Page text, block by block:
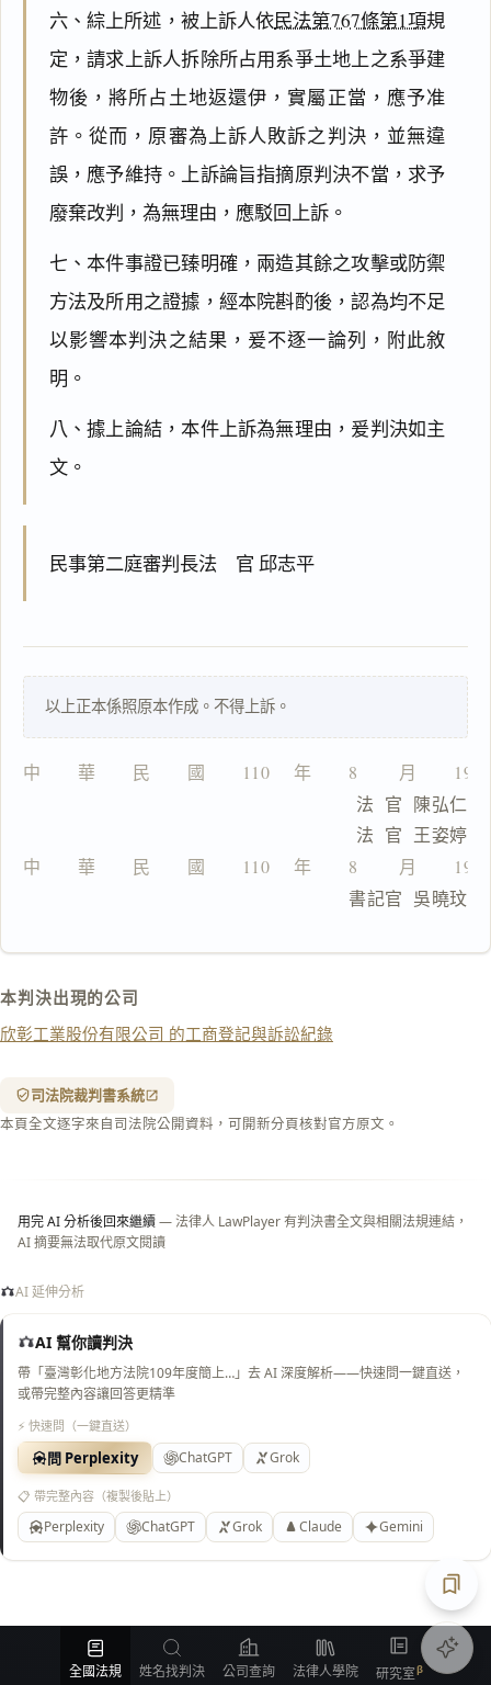
六、綜上所述，被上訴人依民法第767條第1項規
定，請求上訴人拆除所占用系爭土地上之系爭建
物後，將所占土地返還伊，實屬正當，應予准
許。從而，原審為上訴人敗訴之判決，並無違
誤，應予維持。上訴論旨指摘原判決不當，求予
廢棄改判，為無理由，應駁回上訴。
七、本件事證已臻明確，兩造其餘之攻擊或防禦
方法及所用之證據，經本院斟酌後，認為均不足
以影響本判決之結果，爰不逐一論列，附此敘
明。
八、據上論結，本件上訴為無理由，爰判決如主
文。
民事第二庭審判長法 官 邱志平
以上正本係照原本作成。不得上訴。
中　　華　　民　　國　　110 　年　　8 　　月　　19
                                  法  官  陳弘仁
                                  法  官  王姿婷
中　　華　　民　　國　　110 　年　　8 　　月　　19
                                  書記官  吳曉玟
本判決出現的公司
欣彰工業股份有限公司 的工商登記與訴訟紀錄
司法院裁判書系統
本頁全文逐字來自司法院公開資料，可開新分頁核對官方原文。
用完 AI 分析後回來繼續— 法律人 LawPlayer 有判決書全文與相關法規連結，
AI 摘要無法取代原文閱讀
AI 延伸分析
AI 幫你讀判決
帶「臺灣彰化地方法院109年度簡上…」去 AI 深度解析——快速問一鍵直送，
或帶完整內容讓回答更精準
⚡ 快速問（一鍵直送）
問 Perplexity ChatGPT Grok
📋 帶完整內容（複製後貼上）
Perplexity ChatGPT Grok Claude Gemini
閱讀 研究
製
全
文
匯
全國法規 姓名找判決 公司查詢 法律人學院 研究室